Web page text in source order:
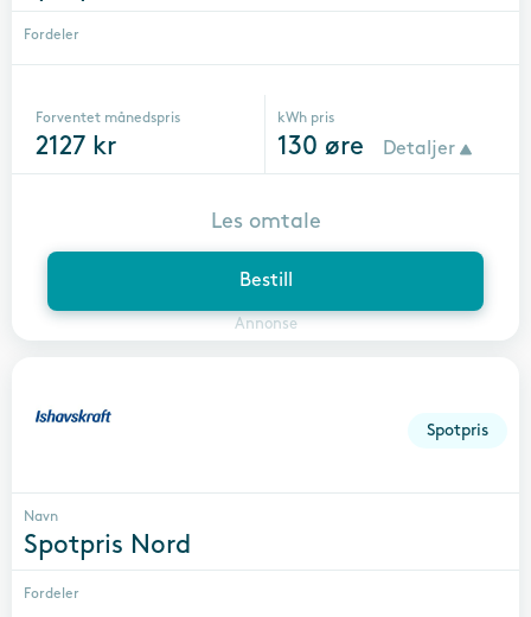
Fordeler
Forventet månedspris
2127 kr
kWh pris
130 øre Detaljer
Bestill
Annonse
Les omtale
Spotpris
Navn
Spotpris Nord
Fordeler